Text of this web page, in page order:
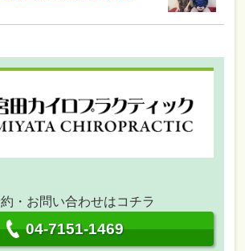
・お問い合わせはコチラ
04-7151-1469